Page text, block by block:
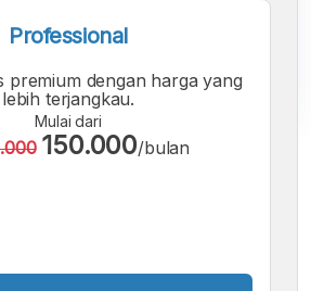
A A A
Professional
premium dengan harga yang
lebih terjangkau.
Mulai dari
150.000/bulan